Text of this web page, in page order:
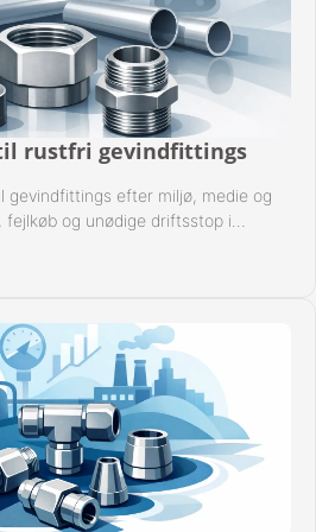
til rustfri gevindfittings
gevindfittings efter miljø, medie og
fejlkøb og unødige driftsstop i